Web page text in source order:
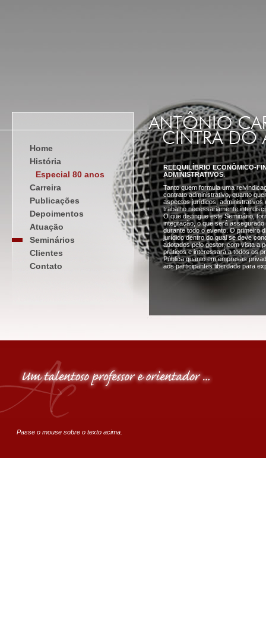
Home
História
Especial 80 anos
Carreira
Publicações
Depoimentos
Atuação
Seminários
Clientes
Contato
REEQUILÍBRIO ECONÔMICO-
ADMINISTRATIVOS.
Tanto quem formula uma
contrato administrativo, quanto
aspectos jurídicos, administrativos
trabalho necessariamente
O que distingue este Seminário,
integração, o que será
durante todo o evento. O primeiro
jurídico dentro do qual se deve
adotados pelo gestor, com vista a
práticos e interessará a todos os
Pública quanto em empresas
aos participantes liberdade para
Passe o mouse sobre o texto acima.